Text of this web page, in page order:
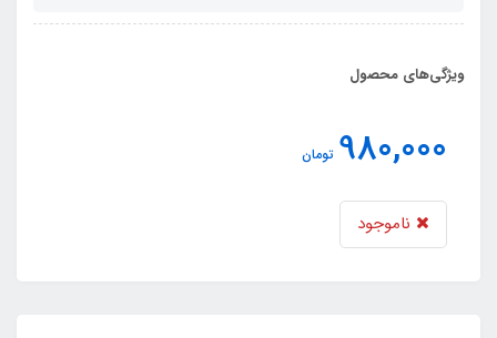
ویژگی‌های محصول
980,000 تومان
ناموجود